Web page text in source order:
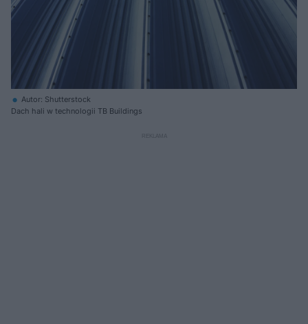
Autor: Shutterstock
Dach hali w technologii TB Buildings